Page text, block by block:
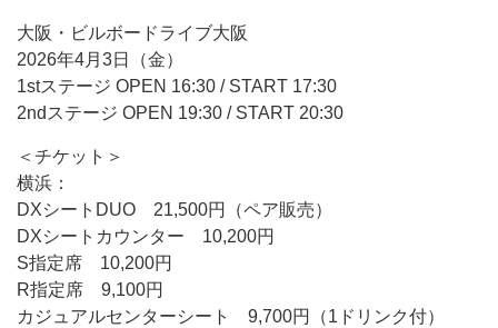
大阪・ビルボードライブ大阪
2026年4月3日（金）
1stステージ OPEN 16:30 / START 17:30
2ndステージ OPEN 19:30 / START 20:30
＜チケット＞
横浜：
DXシートDUO 21,500円（ペア販売）
DXシートカウンター 10,200円
S指定席 10,200円
R指定席 9,100円
カジュアルセンターシート 9,700円（1ドリンク付）